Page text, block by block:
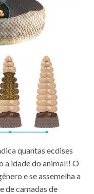
quantas ecdises
a idade do animal!! O
e se assemelha a
de camadas de